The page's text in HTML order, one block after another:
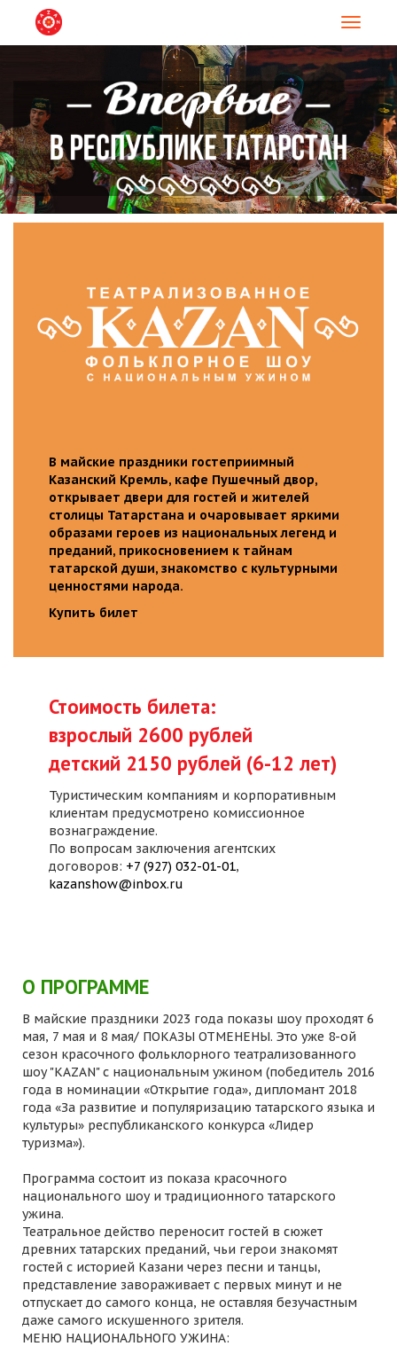
В майские праздники гостеприимный
Казанский Кремль, кафе Пушечный двор,
открывает двери для гостей и жителей
столицы Татарстана и очаровывает яркими
образами героев из национальных легенд и
преданий, прикосновением к тайнам
татарской души, знакомство с культурными
ценностями народа.
Купить билет
Стоимость билета:
взрослый 2600 рублей
детский 2150 рублей (6-12 лет)
Туристическим компаниям и корпоративным
клиентам предусмотрено комиссионное
вознаграждение.
По вопросам заключения агентских
договоров: +7 (927) 032-01-01,
kazanshow@inbox.ru
О ПРОГРАММЕ
В майские праздники 2023 года показы шоу проходят 6
мая, 7 мая и 8 мая/ ПОКАЗЫ ОТМЕНЕНЫ. Это уже 8-ой
сезон красочного фольклорного театрализованного
шоу "KAZAN" с национальным ужином (победитель 2016
года в номинации «Открытие года», дипломант 2018
года «За развитие и популяризацию татарского языка и
культуры» республиканского конкурса «Лидер
туризма»).
Программа состоит из показа красочного
национального шоу и традиционного татарского
ужина.
Театральное действо переносит гостей в сюжет
древних татарских преданий, чьи герои знакомят
гостей с историей Казани через песни и танцы,
представление завораживает с первых минут и не
отпускает до самого конца, не оставляя безучастным
даже самого искушенного зрителя.
МЕНЮ НАЦИОНАЛЬНОГО УЖИНА: